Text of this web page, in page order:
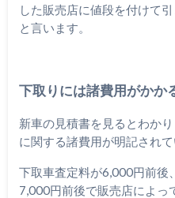
した販売店に値段を付けて
と言います。
下取りには諸費用がかか
新車の見積書を見るとわか
に関する諸費用が明記されて
下取車査定料が6,000円前後
7,000円前後で販売店によっ